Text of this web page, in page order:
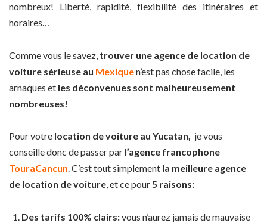
nombreux! Liberté, rapidité, flexibilité des itinéraires et
horaires…
Comme vous le savez, trouver une agence de location de
voiture sérieuse au Mexiquen’est pas chose facile, les
arnaques et les déconvenues sont malheureusement
nombreuses!
Pour votre location de voiture au Yucatan, je vous
conseille donc de passer par l’agence francophone
TouraCancun. C’est tout simplement la meilleure agence
de location de voiture, et ce pour5 raisons:
Des tarifs 100% clairs:vous n’aurez jamais de mauvaise